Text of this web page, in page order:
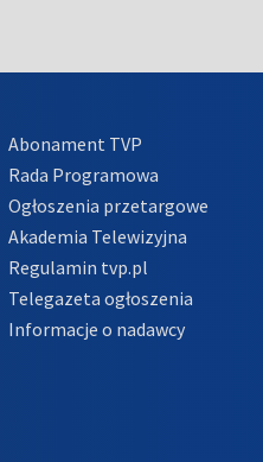
Abonament TVP
Rada Programowa
Ogłoszenia przetargowe
Akademia Telewizyjna
Regulamin tvp.pl
Telegazeta ogłoszenia
Informacje o nadawcy